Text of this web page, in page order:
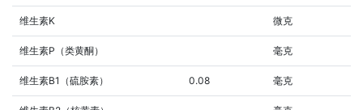
维生素K 微克
维生素P（类黄酮） 毫克
维生素B1（硫胺素） 0.08 毫克